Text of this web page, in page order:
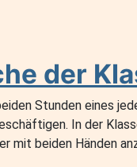
der
Stunden eines
In der
mit beiden Händen